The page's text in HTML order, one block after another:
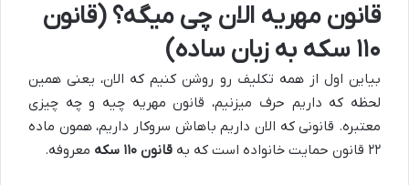
قانون مهریه الان چی میگه؟ (قانون
۱۱۰ سکه به زبان ساده)
بیاین اول از همه تکلیف رو روشن کنیم که الان، یعنی همین
لحظه که داریم حرف میزنیم، قانون مهریه چیه و چه چیزی
معتبره. قانونی که الان داریم باهاش سروکار داریم، همون ماده
۲۲ قانون حمایت خانواده است که به
قانون ۱۱۰ سکه معروفه.